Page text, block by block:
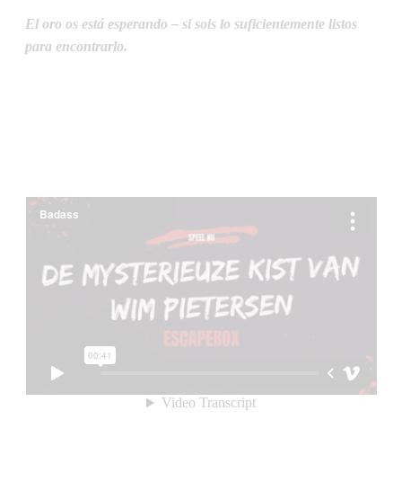
El oro os está esperando – si sois lo suficientemente listos
para encontrarlo.